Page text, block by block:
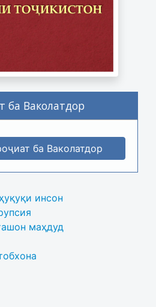
ба Ваколатдор
ба Ваколатдор
инсон
маҳдуд